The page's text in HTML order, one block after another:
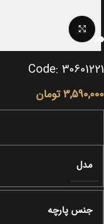
Click to enlarge
Code: 30601221
3,590,000 تومان
مدل
جنس پارچه